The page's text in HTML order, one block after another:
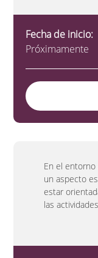
Fecha de inicio:
Próximamente
En el
un aspecto
estar
las